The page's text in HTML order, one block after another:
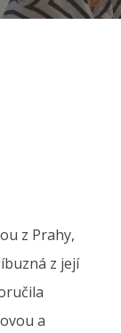
z Prahy,
z její
a